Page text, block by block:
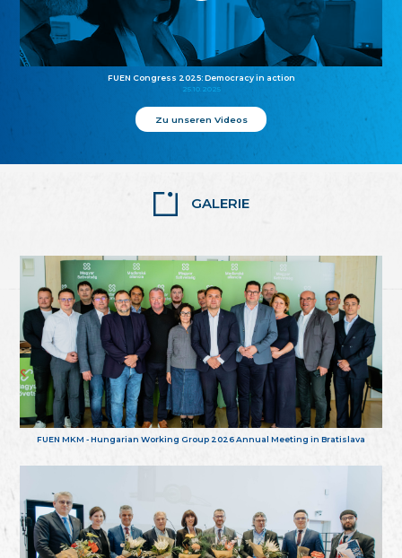
FUEN Congress 2025: Democracy in action
25.10.2025
Zu unseren Videos
GALERIE
FUEN MKM - Hungarian Working Group 2026 Annual Meeting in Bratislava